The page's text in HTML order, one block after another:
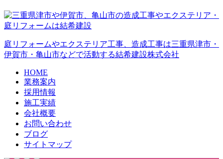
庭リフォームやエクステリア工事、造成工事は三重県津市・
伊賀市・亀山市などで活動する結希建設株式会社
HOME
業務案内
採用情報
施工実績
会社概要
お問い合わせ
ブログ
サイトマップ